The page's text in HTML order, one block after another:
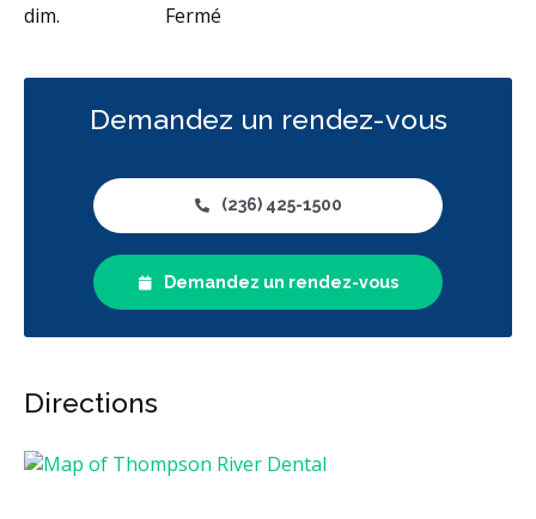
dim.
Fermé
Demandez un rendez-vous
(236) 425-1500
Demandez un rendez-vous
Directions